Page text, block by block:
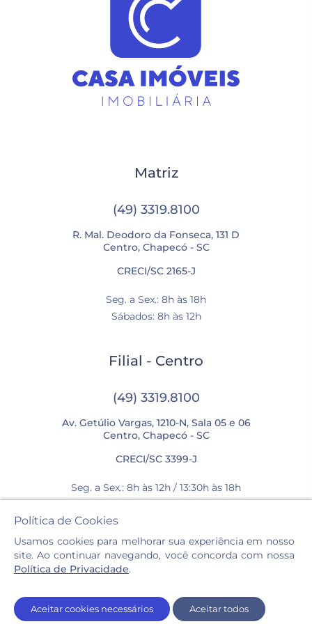
Matriz
(49) 3319.8100
R. Mal. Deodoro da Fonseca, 131 D
Centro, Chapecó - SC
CRECI/SC 2165-J
Seg. a Sex.: 8h às 18h
Sábados: 8h às 12h
Filial - Centro
(49) 3319.8100
Av. Getúlio Vargas, 1210-N, Sala 05 e 06
Centro, Chapecó - SC
CRECI/SC 3399-J
Seg. a Sex.: 8h às 12h / 13:30h às 18h
Sábados: 8h às 12h
Casa Imóveis © 2026. Todos os direitos reservados.
Política de privacidade e cookies.
Política de Cookies
Usamos cookies para melhorar sua experiência em nosso
site. Ao continuar navegando, você concorda com nossa
Política de Privacidade.
Aceitar cookies necessários Aceitar todos